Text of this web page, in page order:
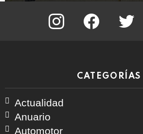
instagram facebook twitter
CATEGORÍAS
Actualidad
Anuario
Automotor